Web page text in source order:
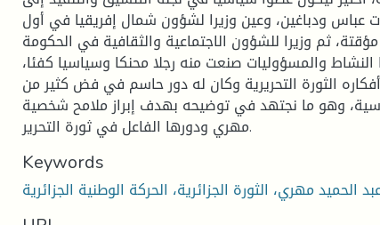
عباس ودباغين، وعين وزيرا لشؤون شمال إفريقيا في أول
ثم وزيرا للشؤون الاجتماعية والثقافية في الحكومة
النشاط والمسؤوليات صنعت منه رجلا محنكا وسياسيا كفئا،
الثورة التحريرية وكان له دور حاسم في فض كثير من
وهو ما نجتهد في توضيحه بهدف إبراز ملامح شخصية
مهري ودورها الفاعل في ثورة التحرير.
Keywords
الحميد مهري، الثورة الجزائرية، الحركة الوطنية الجزائرية